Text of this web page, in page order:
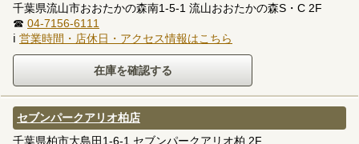
千葉県流山市おおたかの森南1-5-1 流山おおたかの森S・C 2F
☎ 04-7156-6111
ℹ 営業時間・店休日・アクセス情報はこちら
セブンパークアリオ柏店
千葉県柏市大島田1-6-1 セブンパークアリオ柏 2F